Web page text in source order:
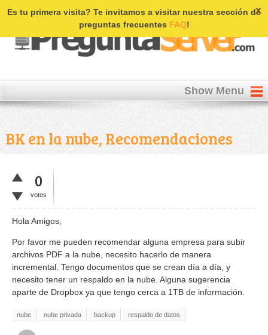
Login | Register
Es tu primera visita? Te invitamos a visitar nuestra sección de
preguntas frecuentes FAQ!
x
Show Menu
BK en la nube, Recomendaciones
0
votos
Hola Amigos,
Por favor me pueden recomendar alguna empresa para subir
archivos PDF a la nube, necesito hacerlo de manera
incremental. Tengo documentos que se crean día a día, y
necesito tener un respaldo en la nube. Alguna sugerencia
aparte de Dropbox ya que tengo cerca a 1TB de información.
nube nube privada backup respaldo de datos